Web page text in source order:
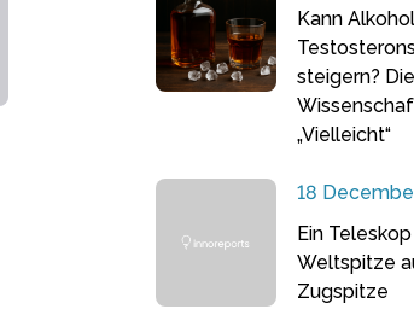
Kann
steigern? Die
„Vielleicht“
18
Ein
Weltspitze
Zugspitze